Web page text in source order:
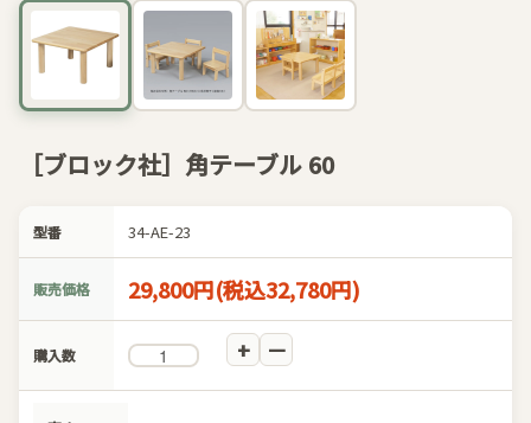
［ブロック社］角テーブル 60
型番 34-AE-23
販売価格 29,800円(税込32,780円)
購入数